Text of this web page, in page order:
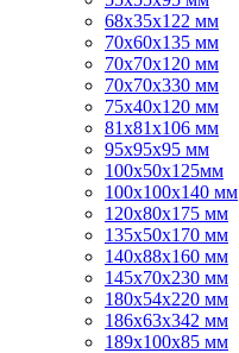
68х35х122 мм
70х60х135 мм
70х70х120 мм
70х70х330 мм
75х40х120 мм
81х81х106 мм
95х95х95 мм
100х50х125мм
100х100х140 мм
120х80х175 мм
135х50х170 мм
140х88х160 мм
145х70х230 мм
180х54х220 мм
186х63х342 мм
189х100х85 мм